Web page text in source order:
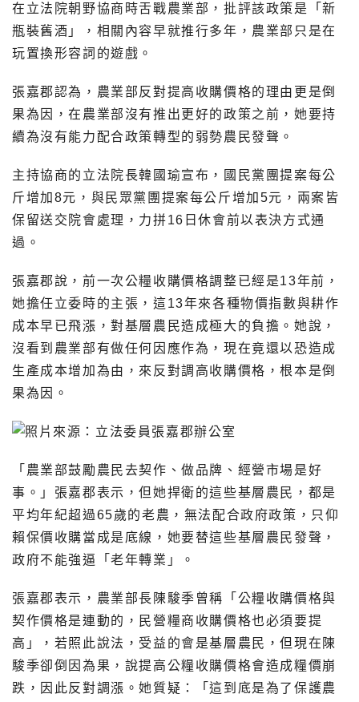
在立法院朝野協商時舌戰農業部，批評該政策是「新
瓶裝舊酒」，相關內容早就推行多年，農業部只是在
玩置換形容詞的遊戲。
張嘉郡認為，農業部反對提高收購價格的理由更是倒
果為因，在農業部沒有推出更好的政策之前，她要持
續為沒有能力配合政策轉型的弱勢農民發聲。
主持協商的立法院長韓國瑜宣布，國民黨團提案每公
斤增加8元，與民眾黨團提案每公斤增加5元，兩案皆
保留送交院會處理，力拼16日休會前以表決方式通
過。
張嘉郡說，前一次公糧收購價格調整已經是13年前，
她擔任立委時的主張，這13年來各種物價指數與耕作
成本早已飛漲，對基層農民造成極大的負擔。她說，
沒看到農業部有做任何因應作為，現在竟還以恐造成
生產成本增加為由，來反對調高收購價格，根本是倒
果為因。
「農業部鼓勵農民去契作、做品牌、經營市場是好
事。」張嘉郡表示，但她捍衛的這些基層農民，都是
平均年紀超過65歲的老農，無法配合政府政策，只仰
賴保價收購當成是底線，她要替這些基層農民發聲，
政府不能強逼「老年轉業」。
張嘉郡表示，農業部長陳駿季曾稱「公糧收購價格與
契作價格是連動的，民營糧商收購價格也必須要提
高」，若照此說法，受益的會是基層農民，但現在陳
駿季卻倒因為果，說提高公糧收購價格會造成糧價崩
跌，因此反對調漲。她質疑：「這到底是為了保護農